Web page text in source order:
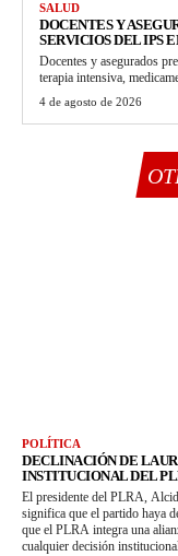
SALUD
DOCENTES Y
SERVICIOS DEL IPS
Docentes y asegurados
terapia intensiva,
4 de agosto de 2026
POLÍTICA
DECLINACIÓN DE
INSTITUCIONAL DEL
El presidente del PLRA,
significa que el partido haya
que el PLRA integra una
cualquier decisión